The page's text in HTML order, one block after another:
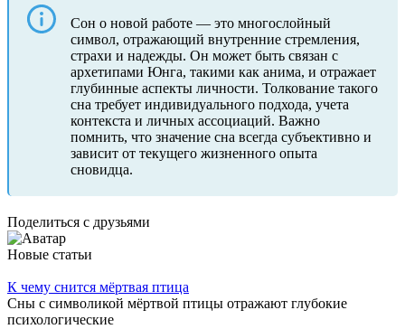
Сон о новой работе — это многослойный
символ, отражающий внутренние стремления,
страхи и надежды. Он может быть связан с
архетипами Юнга, такими как анима, и отражает
глубинные аспекты личности. Толкование такого
сна требует индивидуального подхода, учета
контекста и личных ассоциаций. Важно
помнить, что значение сна всегда субъективно и
зависит от текущего жизненного опыта
сновидца.
Поделиться с друзьями
Новые статьи
К чему снится мёртвая птица
Сны с символикой мёртвой птицы отражают глубокие
психологические